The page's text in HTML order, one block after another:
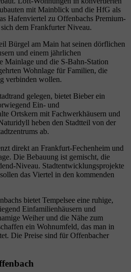
mit Mainblick und die HfG als
Hafenviertel zu Offenbachs Premium-
dem Frankfurter Niveau.
Bürgel am Main hat seinen dörflichen
und einem jährlichen
Mainlage und die S-Bahn-Station
Wohnlage für Familien, die
verbinden wollen.
gelegen, bietet Bieber ein
Ein- und
Ortskern mit Fachwerkhäusern und
heben den Stadtteil von der
ab.
direkt an Frankfurt-Fechenheim und
Die Bebauung ist gemischt, die
Niveau. Stadtentwicklungsprojekte
das Viertel in den kommenden
bietet Tempelsee eine ruhige,
Einfamilienhäusern und
Weiher und die Nähe zum
ein Wohnumfeld, das man in
Die Preise sind für Offenbacher